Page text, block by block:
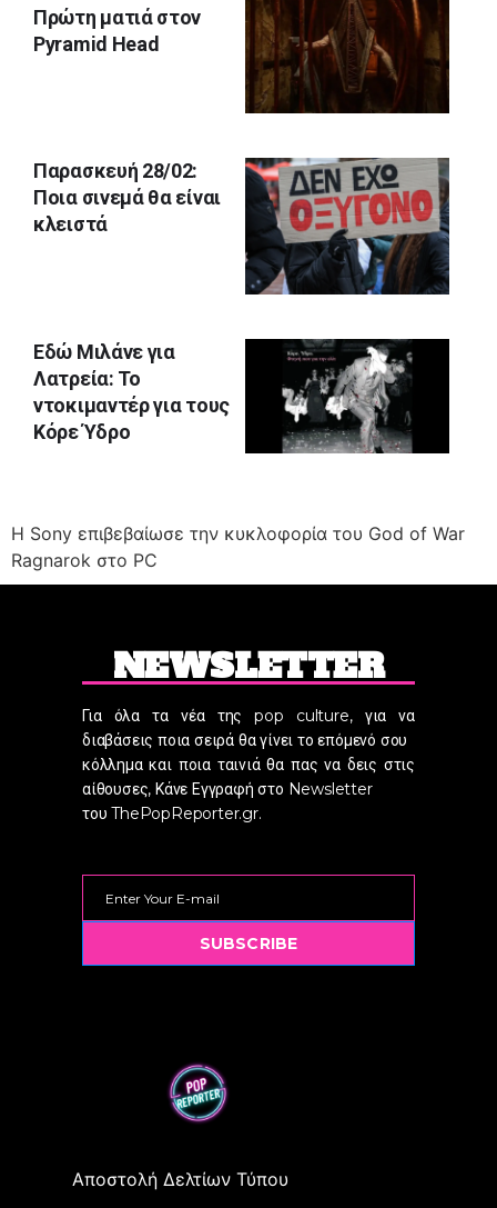
Πρώτη ματιά στον
Pyramid Head
Παρασκευή 28/02:
Ποια σινεμά θα είναι
κλειστά
Εδώ Μιλάνε για
Λατρεία: Το
ντοκιμαντέρ για τους
Κόρε Ύδρο
Η Sony επιβεβαίωσε την κυκλοφορία του God of War
Ragnarok στο PC
NEWSLETTER
Για όλα τα νέα της pop culture, για να
διαβάσεις ποια σειρά θα γίνει το επόμενό σου
κόλλημα και ποια ταινιά θα πας να δεις στις
αίθουσες, Κάνε Εγγραφή στο Newsletter
του ThePopReporter.gr.
SUBSCRIBE
Αποστολή Δελτίων Τύπου